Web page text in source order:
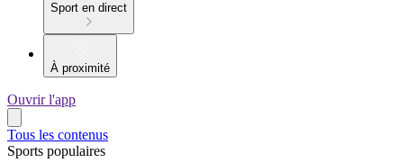
Sport en direct
À proximité
Ouvrir l'app
Tous les contenus
Sports populaires